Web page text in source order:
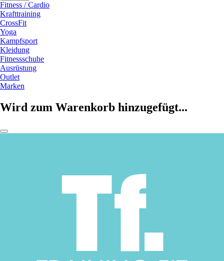
Fitness / Cardio
Krafttraining
CrossFit
Yoga
Kampfsport
Kleidung
Fitnessschuhe
Ausrüstung
Outlet
Marken
Wird zum Warenkorb hinzugefügt...